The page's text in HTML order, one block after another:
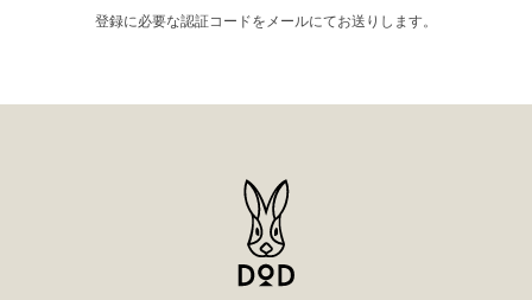
登録に必要な認証コードをメールにてお送りします。